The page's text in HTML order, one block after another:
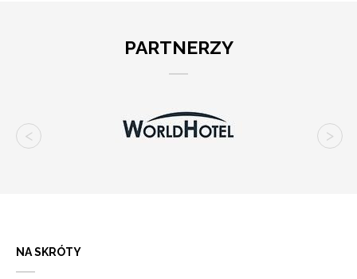
PARTNERZY
NA SKRÓTY